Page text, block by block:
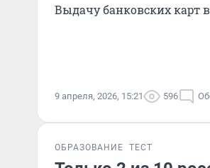
Выдачу банковских карт
9 апреля, 2026, 15:21 596
ОБРАЗОВАНИЕ ТЕСТ